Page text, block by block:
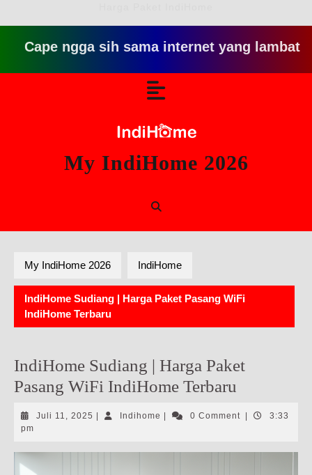
ngga sih sama internet yang lambat gitu
My IndiHome 2026
My IndiHome 2026 IndiHome
IndiHome Sudiang | Harga Paket Pasang WiFi
IndiHome Terbaru
IndiHome Sudiang | Harga Paket
Pasang WiFi IndiHome Terbaru
Juli 11, 2025 Juli
Indihome Indihome0 Comment
3:33
pm